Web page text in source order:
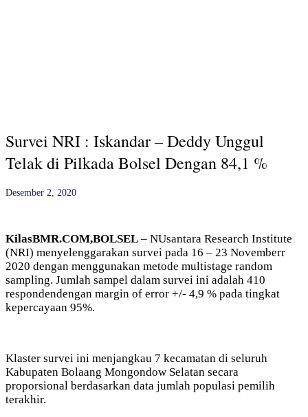
Survei NRI : Iskandar – Deddy Unggul
Telak di Pilkada Bolsel Dengan 84,1 %
Desember 2, 2020
KilasBMR.COM,BOLSEL – NUsantara Research Institute
(NRI) menyelenggarakan survei pada 16 – 23 Novemberr
2020 dengan menggunakan metode multistage random
sampling. Jumlah sampel dalam survei ini adalah 410
respondendengan margin of error +/- 4,9 % pada tingkat
kepercayaan 95%.
Klaster survei ini menjangkau 7 kecamatan di seluruh
Kabupaten Bolaang Mongondow Selatan secara
proporsional berdasarkan data jumlah populasi pemilih
terakhir.